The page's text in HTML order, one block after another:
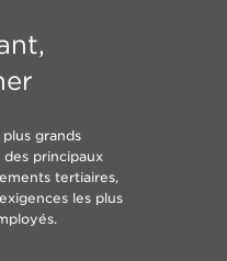
grands
principaux
tertiaires,
les plus